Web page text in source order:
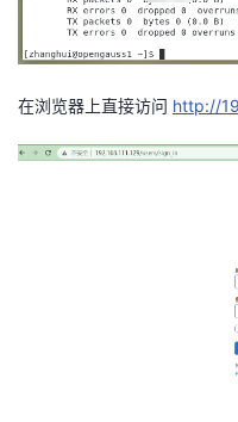
在浏览器上直接访问 http://